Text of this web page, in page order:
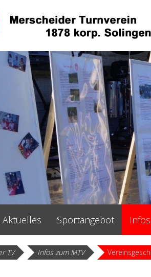
Aktuelles Sportangebot
TV Infos zum MTV